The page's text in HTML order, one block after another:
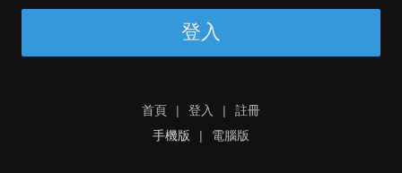
登入
首頁 | 登入 |
註冊
手機版
| 電腦版